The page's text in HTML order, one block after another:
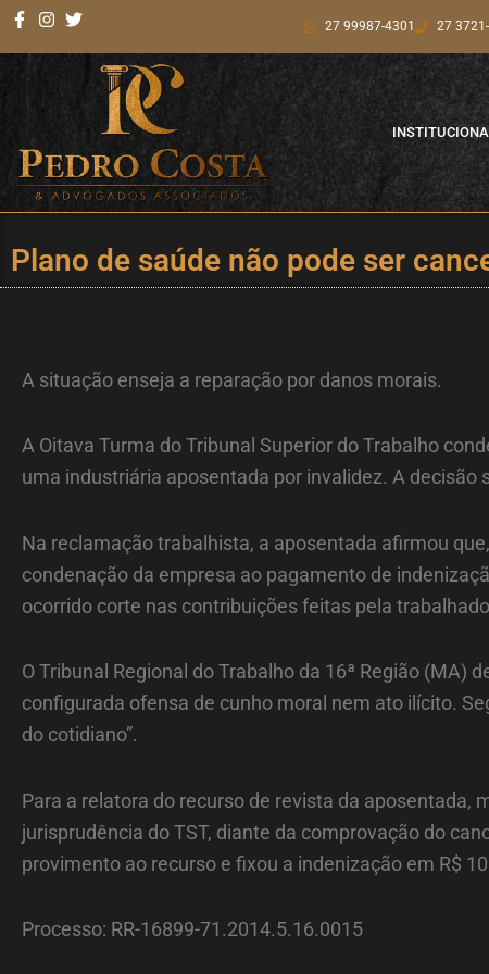
conteúdo
27 99987-4301 27
Plano de saúde não pode ser
A situação enseja a reparação por danos morais.
A Oitava Turma do Tribunal Superior do Trabalho
uma industriária aposentada por invalidez. A
Na reclamação trabalhista, a aposentada afirmou
condenação da empresa ao pagamento de
ocorrido corte nas contribuições feitas pela
O Tribunal Regional do Trabalho da 16ª Região
configurada ofensa de cunho moral nem ato ilícito.
do cotidiano”.
Para a relatora do recurso de revista da aposentada,
jurisprudência do TST, diante da comprovação do
provimento ao recurso e fixou a indenização em R$
Processo: RR-16899-71.2014.5.16.0015